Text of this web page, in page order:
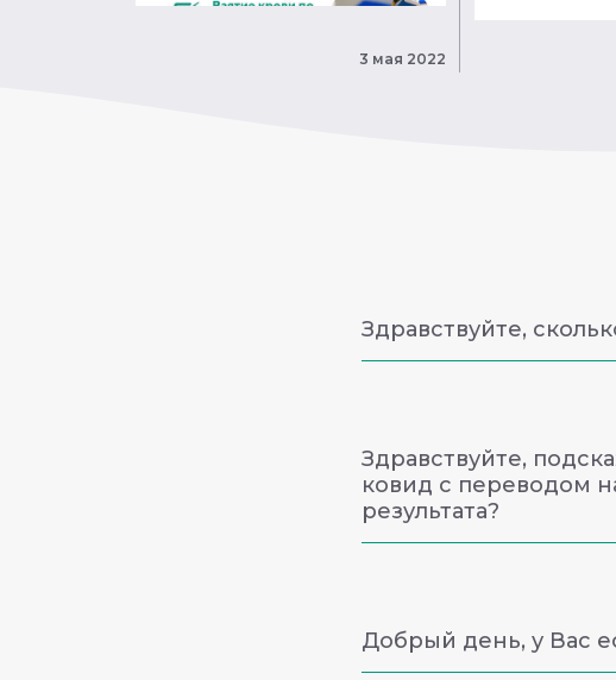
3 мая 2022
Здравствуйте,
Здравствуйте,
ковид с переводом
результата?
Добрый день, у Вас